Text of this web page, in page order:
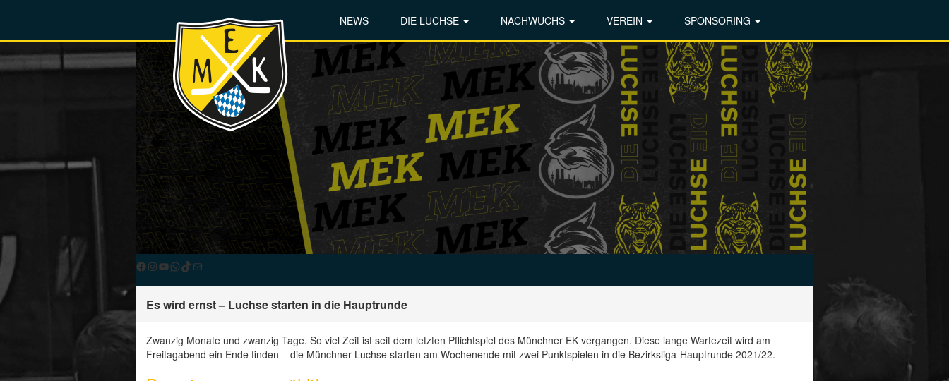
NEWS DIE LUCHSE NACHWUCHS VEREIN SPONSORING
Facebook
Instagram
YouTube
WhatsApp
TikTok
E-Mail
Es wird ernst – Luchse starten in die Hauptrunde
Zwanzig Monate und zwanzig Tage. So viel Zeit ist seit dem letzten Pflichtspiel des Münchner EK vergangen. Diese lange Wartezeit wird am
Freitagabend ein Ende finden – die Münchner Luchse starten am Wochenende mit zwei Punktspielen in die Bezirksliga-Hauptrunde 2021/22.